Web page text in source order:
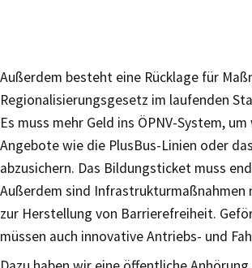
Außerdem besteht eine Rücklage für
Regionalisierungsgesetz im laufenden
Es muss mehr Geld ins ÖPNV-System,
Angebote wie die PlusBus-Linien oder
abzusichern. Das Bildungsticket muss
Außerdem sind
zur Herstellung von Barrierefreiheit.
müssen auch innovative Antriebs- und